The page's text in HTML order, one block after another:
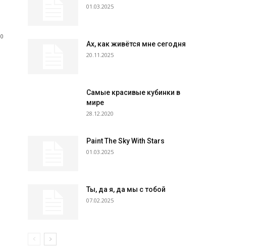
0
01.03.2025
Ах, как живётся мне сегодня
20.11.2025
Самые красивые кубинки в
мире
28.12.2020
Paint The Sky With Stars
01.03.2025
Ты, да я, да мы с тобой
07.02.2025